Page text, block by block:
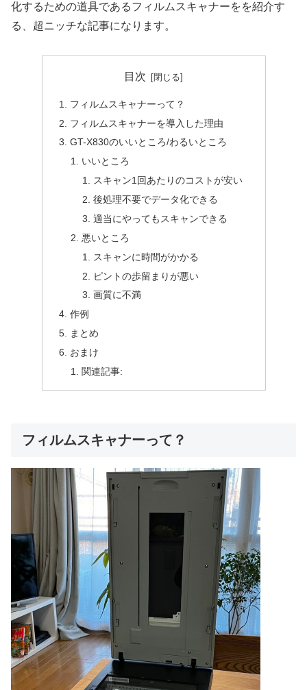
化するための道具であるフィルムスキャナーをを紹介す
る、超ニッチな記事になります。
目次
フィルムスキャナーって？
フィルムスキャナーを導入した理由
GT-X830のいいところ/わるいところ
いいところ
スキャン1回あたりのコストが安い
後処理不要でデータ化できる
適当にやってもスキャンできる
悪いところ
スキャンに時間がかかる
ピントの歩留まりが悪い
画質に不満
作例
まとめ
おまけ
関連記事:
フィルムスキャナーって？